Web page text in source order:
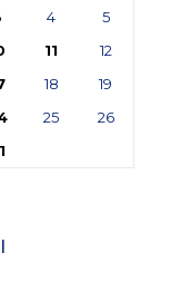
4
5
11
12
18
19
25
26